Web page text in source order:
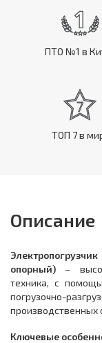
ПТО №1 в
ТОП 7 в
Описание
опорный) –
техника, с
погрузочно-
производственных
Ключевые